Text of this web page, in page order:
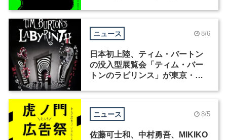
ニュース 8/6
日本初上陸、ティム・バートン
の没入型展覧会「ティム・バー
トンのラビリンス」が東京・豊
ニュース 8/5
佐藤可士和、中村勇吾、MIKIKO